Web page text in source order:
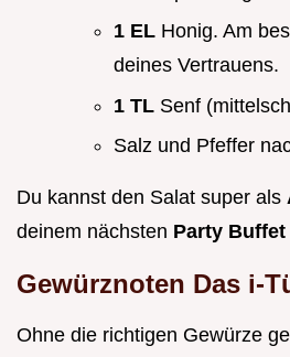
1 EL Honig. Am
deines Vertrauens.
1 TL Senf
Salz und Pfeffer
Du kannst den Salat super als
deinem nächsten Party Buffet
Gewürznoten Das i-
Ohne die richtigen Gewürze